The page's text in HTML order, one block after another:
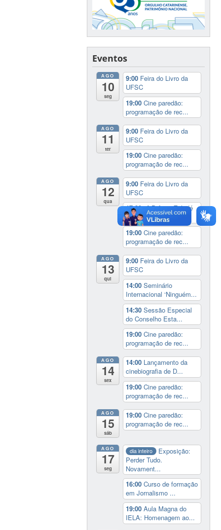
Eventos
AGO
10
seg
9:00 Feira do Livro da
UFSC
19:00Cine paredão:
programação de rec...
AGO
11
ter
9:00 Feira do Livro da
UFSC
19:00Cine paredão:
programação de rec...
AGO
12
qua
9:00 Feira do Livro da
UFSC
17:003º Prêmio Zahidé
Muzart
19:00Cine paredão:
programação de rec...
AGO
13
qui
9:00 Feira do Livro da
UFSC
14:00Seminário
Internacional ‘Ninguém...
14:30Sessão Especial
do Conselho Esta...
19:00Cine paredão:
programação de rec...
AGO
14
sex
14:00 Lançamento da
cinebiografia de D...
19:00Cine paredão:
programação de rec...
AGO
15
sáb
19:00Cine paredão:
programação de rec...
AGO
17
seg
dia inteiro
Exposição:
Perder Tudo.
Novament...
16:00Curso de formação
em Jornalismo ...
19:00Aula Magna do
IELA: Homenagem ao...